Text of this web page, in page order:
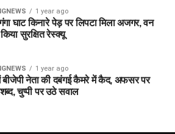
1 year ago
गंगा घाट किनारे पेड़ पर लिपटा मिला अजगर, वन
सुरक्षित रेस्क्यू
1 year ago
में बीजेपी नेता की दबंगई कैमरे में कैद, अफसर पर
चुप्पी पर उठे सवाल